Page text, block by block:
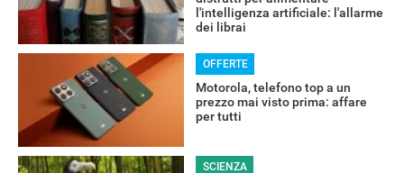
l'intelligenza artificiale: l'allarme
dei librai
OFFERTE
Motorola, telefono top a un
prezzo mai visto prima: affare
per tutti
SCIENZA